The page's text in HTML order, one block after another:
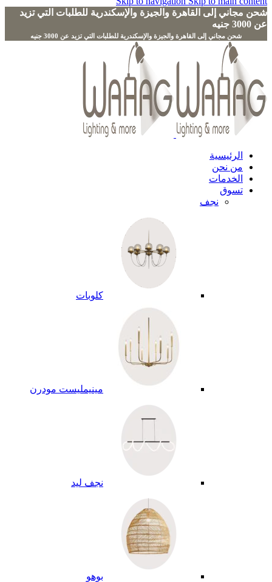
شحن مجاني إلى القاهرة والجيزة والإسكندرية للطلبات التي تزيد
عن 3000 جنيه
الرئيسية
من نحن
الخدمات
تسوق
نجف
كلوبات
مينيمليست مودرن
نجف ليد
بوهو